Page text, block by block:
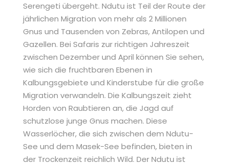
Serengeti übergeht. Ndutu ist Teil der Route der
jährlichen Migration von mehr als 2 Millionen
Gnus und Tausenden von Zebras, Antilopen und
Gazellen. Bei Safaris zur richtigen Jahreszeit
zwischen Dezember und April können Sie sehen,
wie sich die fruchtbaren Ebenen in
Kalbungsgebiete und Kinderstube für die große
Migration verwandeln. Die Kalbungszeit zieht
Horden von Raubtieren an, die Jagd auf
schutzlose junge Gnus machen. Diese
Wasserlöcher, die sich zwischen dem Ndutu-
See und dem Masek-See befinden, bieten in
der Trockenzeit reichlich Wild. Der Ndutu ist